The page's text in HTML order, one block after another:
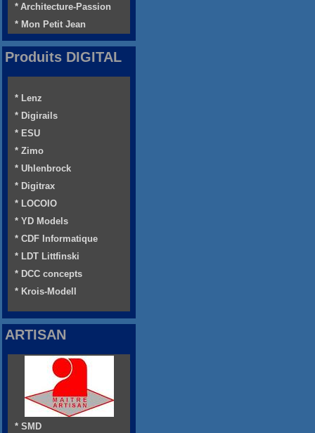
* Architecture-Passion
* Mon Petit Jean
Produits DIGITAL
* Lenz
* Digirails
* ESU
* Zimo
* Uhlenbrock
* Digitrax
* LOCOIO
* YD Models
* CDF Informatique
* LDT Littfinski
* DCC concepts
* Krois-Modell
ARTISAN
* SMD